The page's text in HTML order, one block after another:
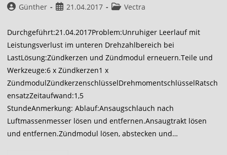
Beitrags-
Günther
Beitrag
21.04.2017
Beitrags-
Vectra
Durchgeführt:21.04.2017Problem:Unruhiger Leerlauf mit
Leistungsverlust im unteren Drehzahlbereich bei
LastLösung:Zündkerzen und Zündmodul erneuern.Teile und
Werkzeuge:6 x Zündkerzen1 x
ZündmodulZündkerzenschlüsselDrehmomentschlüsselRatsch
ensatzZeitaufwand:1,5
StundeAnmerkung: Ablauf:Ansaugschlauch nach
Luftmassenmesser lösen und entfernen.Ansaugtrakt lösen
und entfernen.Zündmodul lösen, abstecken und…